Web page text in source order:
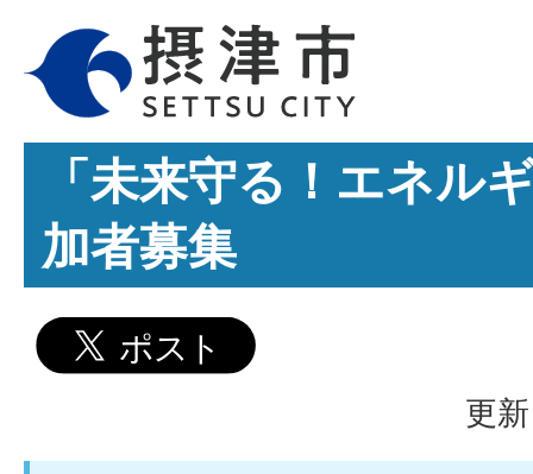
「未来守る！エネル
加者募集
更